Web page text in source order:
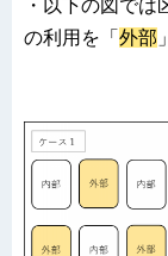
・以下の図で
の利用を「 外部